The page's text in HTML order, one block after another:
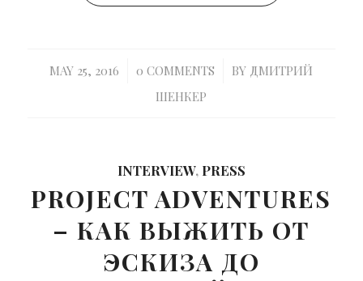
MAY 25, 2016
/ 0 COMMENTS
/ BY ДМИТРИЙ
ШЕНКЕР
INTERVIEW, PRESS
PROJECT ADVENTURES
– КАК ВЫЖИТЬ ОТ
ЭСКИЗА ДО